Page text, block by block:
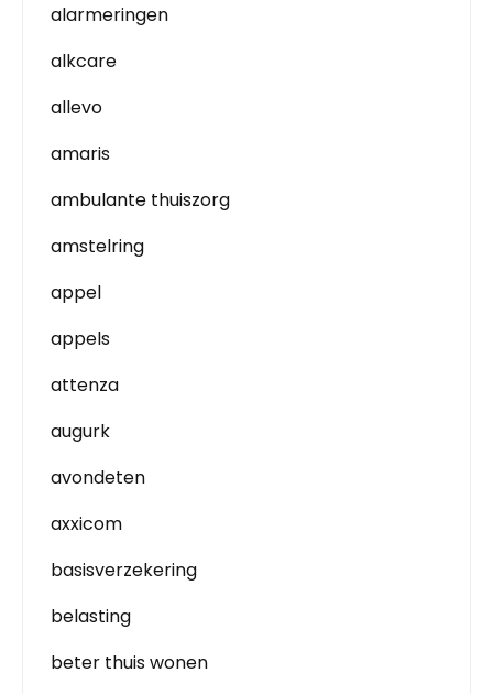
alarmeringen
alkcare
allevo
amaris
ambulante thuiszorg
amstelring
appel
appels
attenza
augurk
avondeten
axxicom
basisverzekering
belasting
beter thuis wonen